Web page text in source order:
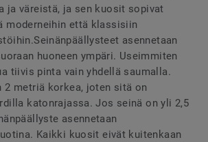
ja väreistä, ja sen kuosit sopivat
moderneihin että klassisiin
asennetaan
huoneen ympäri. Useimmiten
tiivis pinta vain yhdellä saumalla.
2 metriä korkea, joten sitä on
katonrajassa. Jos seinä on yli 2,5
asennetaan
Kaikki kuosit eivät kuitenkaan